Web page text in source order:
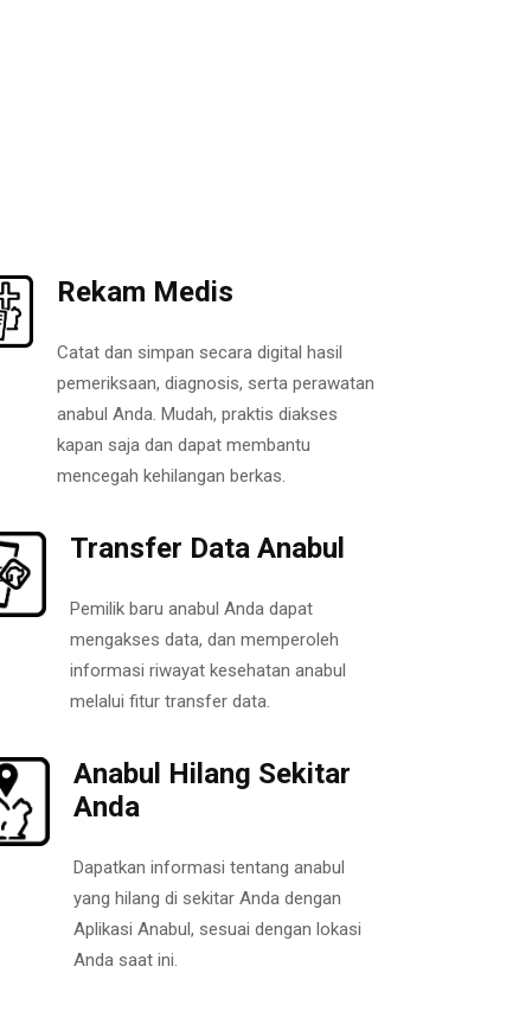
Rekam Medis
Catat dan simpan secara digital hasil
pemeriksaan, diagnosis, serta perawatan
anabul Anda. Mudah, praktis diakses
kapan saja dan dapat membantu
mencegah kehilangan berkas.
Transfer Data Anabul
Pemilik baru anabul Anda dapat
mengakses data, dan memperoleh
informasi riwayat kesehatan anabul
melalui fitur transfer data.
Anabul Hilang Sekitar
Anda
Dapatkan informasi tentang anabul
yang hilang di sekitar Anda dengan
Aplikasi Anabul, sesuai dengan lokasi
Anda saat ini.